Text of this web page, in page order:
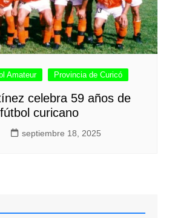
Amateur Provincia de Curicó
celebra 59 años de
curicano
septiembre 18, 2025